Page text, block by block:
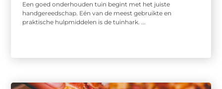
Een goed onderhouden tuin begint met het juiste
handgereedschap. Eén van de meest gebruikte en
praktische hulpmiddelen is de tuinhark. ...